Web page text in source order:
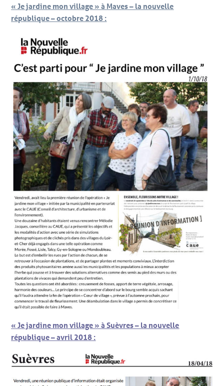
« Je jardine mon village » à Maves – la nouvelle
république – octobre 2018 :
« Je jardine mon village » à Suèvres – la nouvelle
république – avril 2018 :